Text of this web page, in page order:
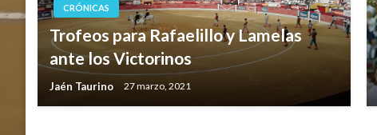
CRÓNICAS
Trofeos para Rafaelillo y Lamelas
ante los Victorinos
Jaén Taurino 27 marzo, 2021